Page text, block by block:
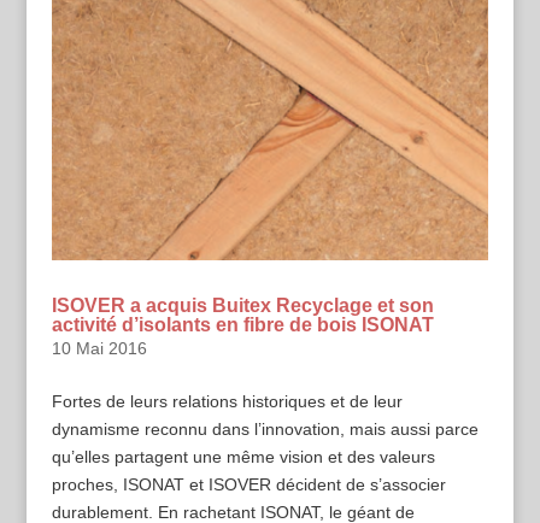
ISOVER a acquis Buitex Recyclage et son
activité d’isolants en fibre de bois ISONAT
10 Mai 2016
Fortes de leurs relations historiques et de leur
dynamisme reconnu dans l’innovation, mais aussi parce
qu’elles partagent une même vision et des valeurs
proches, ISONAT et ISOVER décident de s’associer
durablement. En rachetant ISONAT, le géant de